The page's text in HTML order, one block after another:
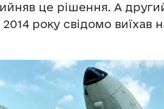
це рішення. А
року свідомо виїхав